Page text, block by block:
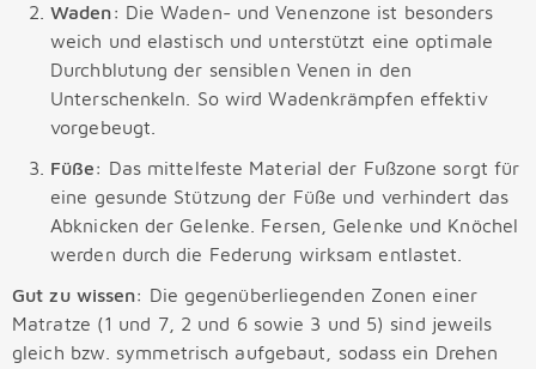
Waden: Die Waden- und Venenzone ist besonders
weich und elastisch und unterstützt eine optimale
Durchblutung der sensiblen Venen in den
Unterschenkeln. So wird Wadenkrämpfen effektiv
vorgebeugt.
Füße: Das mittelfeste Material der Fußzone sorgt für
eine gesunde Stützung der Füße und verhindert das
Abknicken der Gelenke. Fersen, Gelenke und Knöchel
werden durch die Federung wirksam entlastet.
Gut zu wissen: Die gegenüberliegenden Zonen einer
Matratze (1 und 7, 2 und 6 sowie 3 und 5) sind jeweils
gleich bzw. symmetrisch aufgebaut, sodass ein Drehen